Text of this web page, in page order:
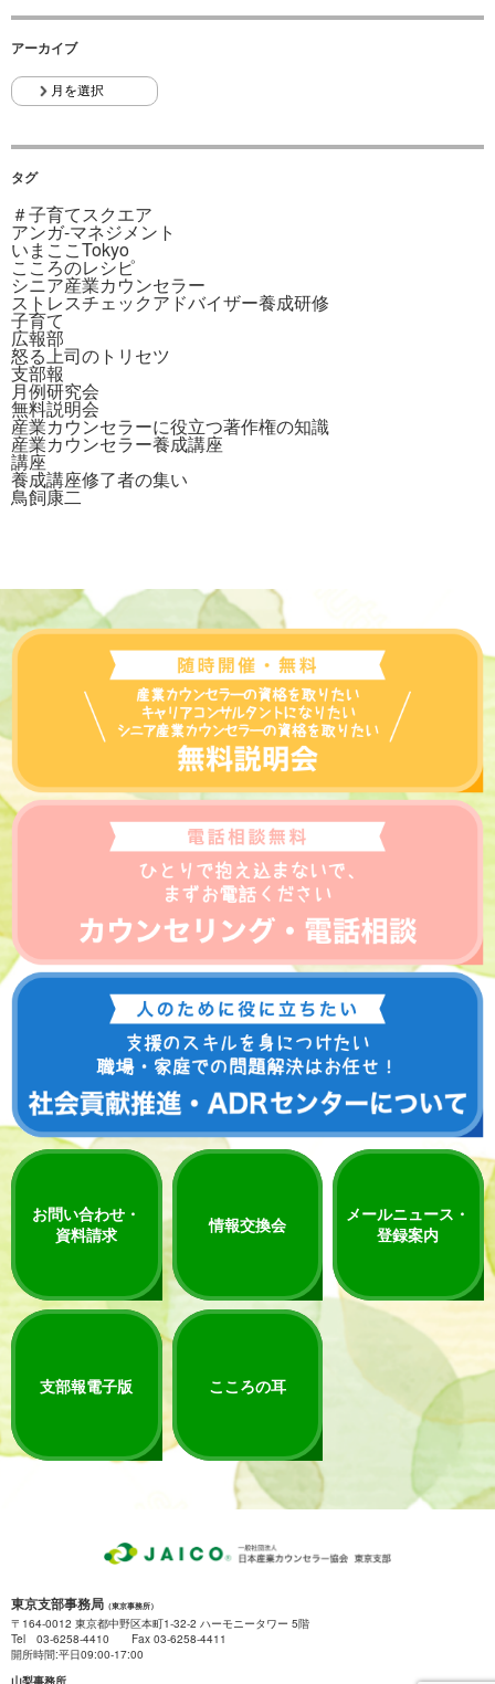
アーカイブ
タグ
＃子育てスクエア
アンガ-マネジメント
いまここTokyo
こころのレシピ
シニア産業カウンセラー
ストレスチェックアドバイザー養成研修
子育て
広報部
怒る上司のトリセツ
支部報
月例研究会
無料説明会
産業カウンセラーに役立つ著作権の知識
産業カウンセラー養成講座
講座
養成講座修了者の集い
鳥飼康二
お問い合わせ・
資料請求
情報交換会
メールニュース・
登録案内
支部報電子版 こころの耳
東京支部事務局 （東京事務所）
〒164-0012 東京都中野区本町1-32-2 ハーモニータワー 5階
Tel 03-6258-4410 Fax 03-6258-4411
開所時間:平日09:00-17:00
山梨事務所